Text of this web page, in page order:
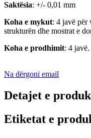
Saktësia: +/- 0,01 mm
Koha e mykut: 4 javë për
strukturën dhe mostrat e
Koha e prodhimit: 4 javë.
Na dërgoni email
Detajet e
Etiketat e